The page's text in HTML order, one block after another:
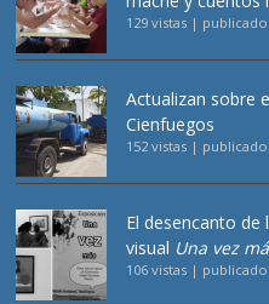
129 vistas | publicado
Actualizan sobre
Cienfuegos
152 vistas | publicado
El desencanto de
visual Una vez
106 vistas | publicado